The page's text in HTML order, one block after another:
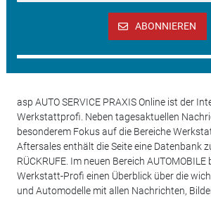
ABONNIEREN
asp AUTO SERVICE PRAXIS Online ist der
Werkstattprofi. Neben tagesaktuellen
besonderem Fokus auf die Bereiche
Aftersales enthält die Seite eine Datenbank
RÜCKRUFE. Im neuen Bereich
Werkstatt-Profi einen Überblick über die
und Automodelle mit allen Nachrichten,